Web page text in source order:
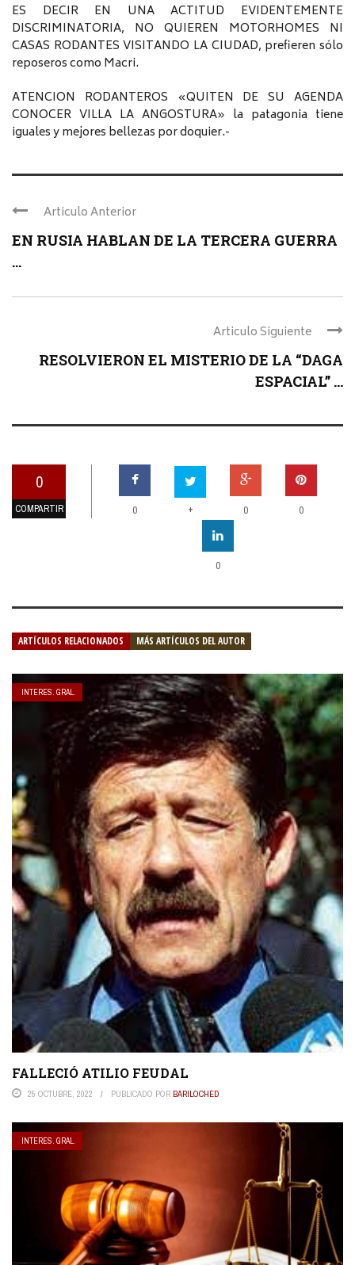
ES DECIR EN UNA ACTITUD EVIDENTEMENTE
DISCRIMINATORIA, NO QUIEREN MOTORHOMES NI
CASAS RODANTES VISITANDO LA CIUDAD, prefieren sólo
reposeros como Macri.
ATENCION RODANTEROS «QUITEN DE SU AGENDA
CONOCER VILLA LA ANGOSTURA» la patagonia tiene
iguales y mejores bellezas por doquier.-
Articulo Anterior
EN RUSIA HABLAN DE LA TERCERA GUERRA
...
Articulo Siguiente
RESOLVIERON EL MISTERIO DE LA “DAGA
ESPACIAL” ...
0
COMPARTIR 0 + 0 0
0
ARTÍCULOS RELACIONADOS MÁS ARTÍCULOS DEL AUTOR
INTERES. GRAL.
FALLECIÓ ATILIO FEUDAL
25 OCTUBRE, 2022 PUBLICADO POR BARILOCHED
INTERES. GRAL.